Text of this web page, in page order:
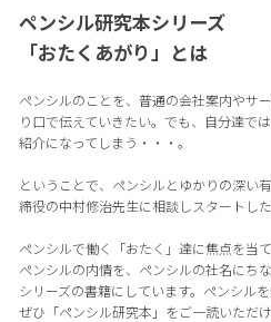
ペンシル研究本シリーズ
「おたくあがり」とは
ペンシルのことを、普通の会社案内やサ
り口で伝えていきたい。でも、自分達で
紹介になってしまう・・・。
ということで、ペンシルとゆかりの深い
締役の中村修治先生に相談しスタートし
ペンシルで働く「おたく」達に焦点を当
ペンシルの内情を、ペンシルの社名にち
シリーズの書籍にしています。ペンシル
ぜひ「ペンシル研究本」をご一読いただけ